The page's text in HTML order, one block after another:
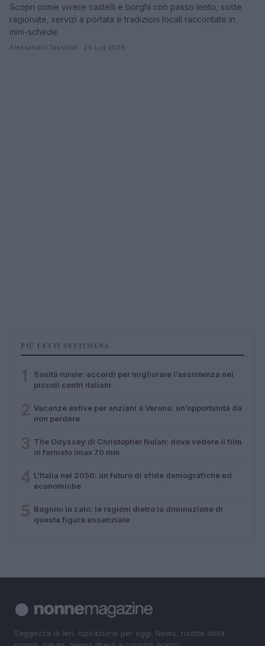
Scopri come vivere castelli e borghi con passo lento, soste
ragionate, servizi a portata e tradizioni locali raccontate in
mini-schede.
Alessandro Tassinari · 24 Lug 2026
PIÙ LETTI SETTIMANA
Sanità rurale: accordi per migliorare l’assistenza nei
piccoli centri italiani
Vacanze estive per anziani a Verona: un’opportunità da
non perdere
The Odyssey di Christopher Nolan: dove vedere il film
in formato Imax 70 mm
L’Italia nel 2050: un futuro di sfide demografiche ed
economiche
Bagnini in calo: le ragioni dietro la diminuzione di
questa figura essenziale
Saggezza di ieri, ispirazione per oggi. News, ricette della